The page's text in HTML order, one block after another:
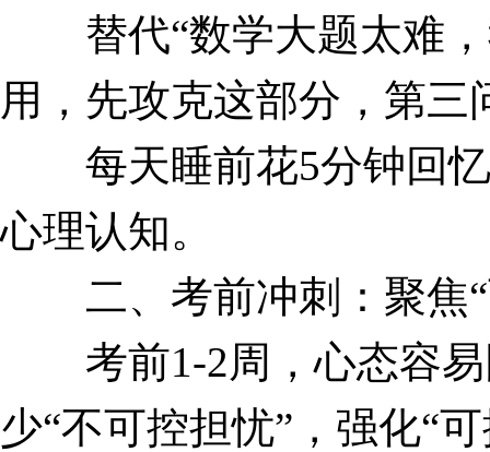
替代“数学大题太难，
用，先攻克这部分，第三
每天睡前花5分钟回忆“
心理认知。
二、考前冲刺：聚焦“
考前1-2周，心态容易
少“不可控担忧”，强化“